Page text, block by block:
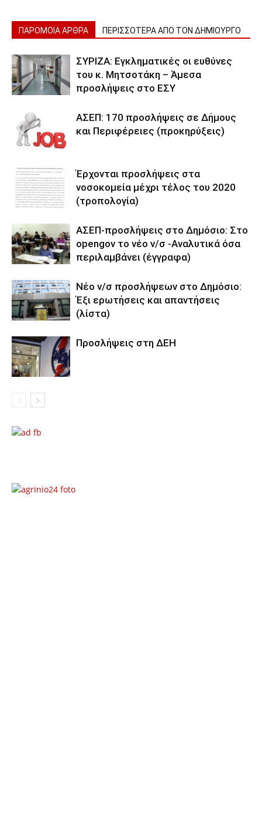
ΠΑΡΟΜΟΙΑ ΑΡΘΡΑ ΠΕΡΙΣΣΟΤΕΡΑ ΑΠΟ ΤΟΝ ΔΗΜΙΟΥΡΓΟ
ΣΥΡΙΖΑ: Εγκληματικές οι ευθύνες
του κ. Μητσοτάκη – Άμεσα
προσλήψεις στο ΕΣΥ
ΑΣΕΠ: 170 προσλήψεις σε Δήμους
και Περιφέρειες (προκηρύξεις)
Έρχονται προσλήψεις στα
νοσοκομεία μέχρι τέλος του 2020
(τροπολογία)
ΑΣΕΠ-προσλήψεις στο Δημόσιο: Στο
opengov το νέο ν/σ -Αναλυτικά όσα
περιλαμβάνει (έγγραφα)
Νέο ν/σ προσλήψεων στο Δημόσιο:
Έξι ερωτήσεις και απαντήσεις
(λίστα)
Προσλήψεις στη ΔΕΗ